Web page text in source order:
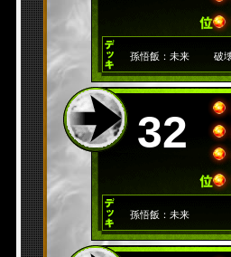
孫悟飯：未来 破
32
孫悟飯：未来